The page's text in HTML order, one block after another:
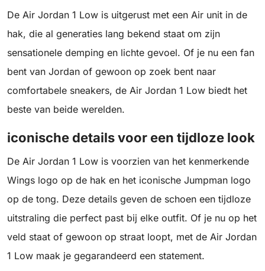
De Air Jordan 1 Low is uitgerust met een Air unit in de
hak, die al generaties lang bekend staat om zijn
sensationele demping en lichte gevoel. Of je nu een fan
bent van Jordan of gewoon op zoek bent naar
comfortabele sneakers, de Air Jordan 1 Low biedt het
beste van beide werelden.
iconische details voor een tijdloze look
De Air Jordan 1 Low is voorzien van het kenmerkende
Wings logo op de hak en het iconische Jumpman logo
op de tong. Deze details geven de schoen een tijdloze
uitstraling die perfect past bij elke outfit. Of je nu op het
veld staat of gewoon op straat loopt, met de Air Jordan
1 Low maak je gegarandeerd een statement.